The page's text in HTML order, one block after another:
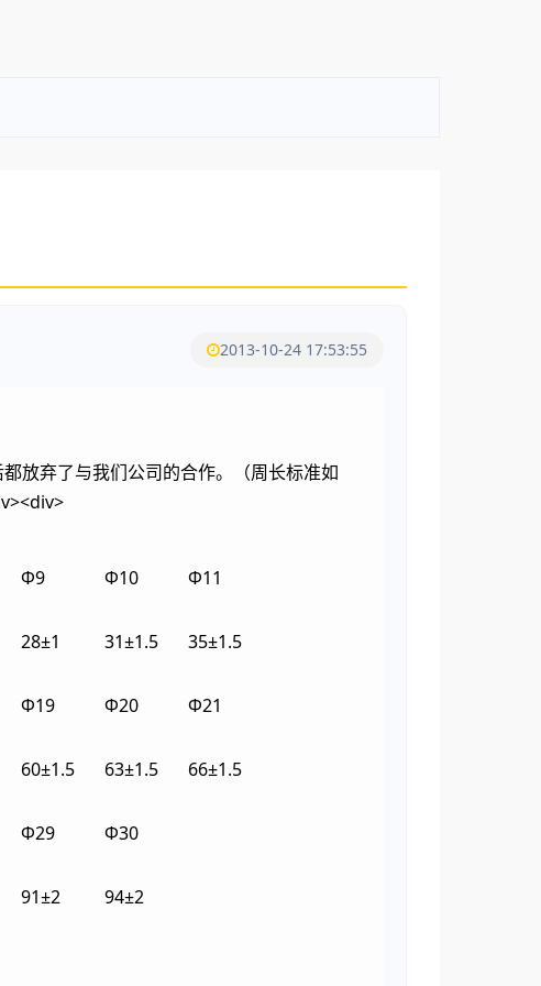
2013-10-24 17:53:55
放弃了与我们公司的合作。（周长标准如
Ф9 Ф10 Ф11
28±1 31±1.5 35±1.5
Ф19 Ф20 Ф21
60±1.5 63±1.5 66±1.5
Ф29 Ф30
91±2
94±2